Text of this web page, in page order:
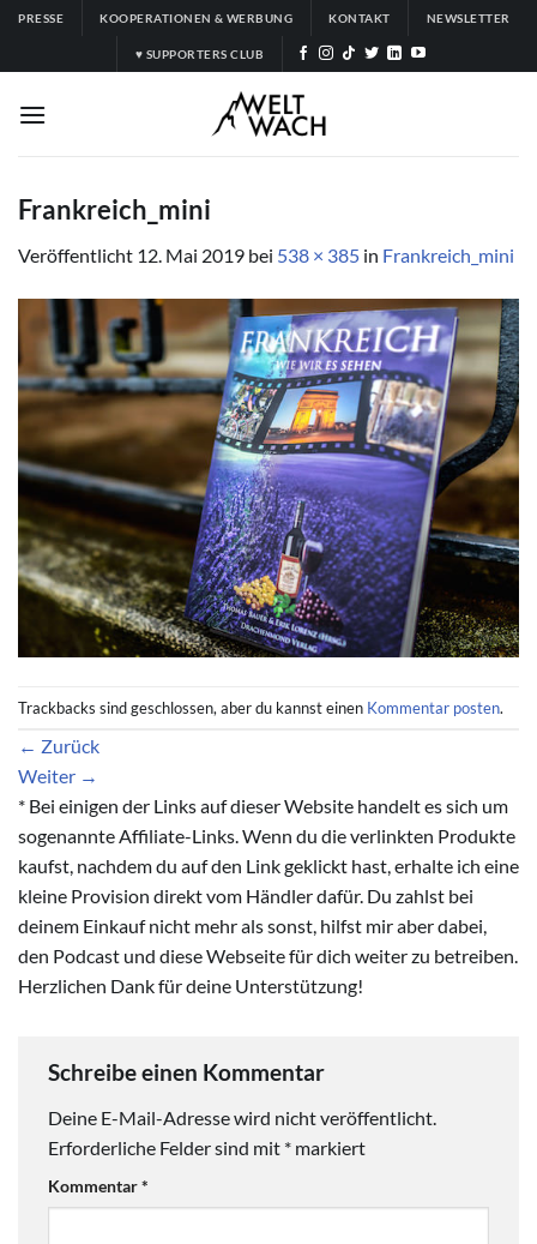
Zum
springen
PRESSE KOOPERATIONEN & WERBUNG KONTAKT NEWSLETTER
♥ SUPPORTERS CLUB
Frankreich_mini
Veröffentlicht 12. Mai 2019 bei 538 × 385 in Frankreich_mini
Trackbacks sind geschlossen, aber du kannst einen Kommentar posten.
← Zurück
Weiter →
* Bei einigen der Links auf dieser Website handelt es sich um
sogenannte Affiliate-Links. Wenn du die verlinkten Produkte
kaufst, nachdem du auf den Link geklickt hast, erhalte ich eine
kleine Provision direkt vom Händler dafür. Du zahlst bei
deinem Einkauf nicht mehr als sonst, hilfst mir aber dabei,
den Podcast und diese Webseite für dich weiter zu betreiben.
Herzlichen Dank für deine Unterstützung!
Schreibe einen Kommentar
Deine E-Mail-Adresse wird nicht veröffentlicht.
Erforderliche Felder sind mit * markiert
Kommentar*